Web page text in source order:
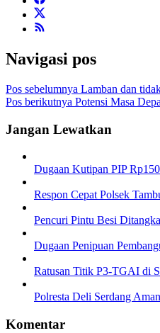
Navigasi pos
Pos sebelumnya Lamban dan
Pos berikutnya Potensi Masa
Jangan Lewatkan
Dugaan Kutipan PIP
Respon Cepat Polsek
Pencuri Pintu Besi
Dugaan Penipuan
Ratusan Titik P3-TGAI di
Polresta Deli Serdang
Komentar